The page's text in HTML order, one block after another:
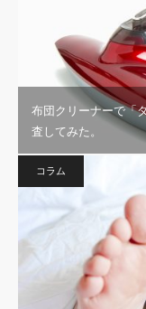
布団クリーナーで「
査してみた。
コラム